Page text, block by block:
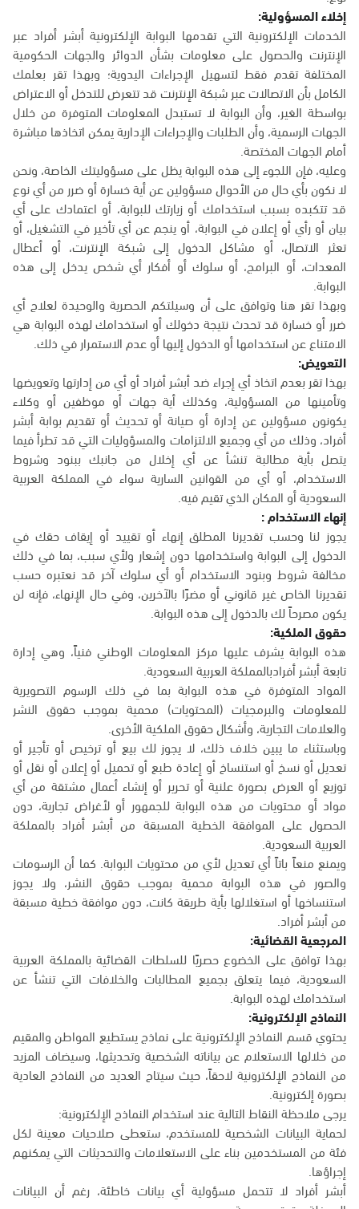
إخلاء المسؤولية:
الخدمات الإلكترونية التي تقدمها البوابة الإلكترونية أبشر أفراد عبر
الإنترنت والحصول على معلومات بشأن الدوائر والجهات الحكومية
المختلفة تقدم فقط لتسهيل الإجراءات اليدوية؛ وبهذا تقر بعلمك
الكامل بأن الاتصالات عبر شبكة الإنترنت قد تتعرض للتدخل أو الاعتراض
بواسطة الغير، وأن البوابة لا تستبدل المعلومات المتوفرة من خلال
الجهات الرسمية، وأن الطلبات والإجراءات الإدارية يمكن اتخاذها مباشرة
أمام الجهات المختصة.
وعليه، فإن اللجوء إلى هذه البوابة يظل على مسؤوليتك الخاصة، ونحن
لا نكون بأي حال من الأحوال مسؤولين عن أية خسارة أو ضرر من أي نوع
قد تتكبده بسبب استخدامك أو زيارتك للبوابة، أو اعتمادك على أي
بيان أو رأي أو إعلان في البوابة، أو ينجم عن أي تأخير في التشغيل، أو
تعثر الاتصال، أو مشاكل الدخول إلى شبكة الإنترنت، أو أعطال
المعدات، أو البرامج، أو سلوك أو أفكار أي شخص يدخل إلى هذه
البوابة.
وبهذا تقر هنا وتوافق على أن وسيلتكم الحصرية والوحيدة لعلاج أي
ضرر أو خسارة قد تحدث نتيجة دخولك أو استخدامك لهذه البوابة هي
الامتناع عن استخدامها أو الدخول إليها أو عدم الاستمرار في ذلك.
التعويض:
بهذا تقر بعدم اتخاذ أي إجراء ضد أبشر أفراد أو أي من إدارتها وتعويضها
وتأمينها من المسؤولية، وكذلك أية جهات أو موظفين أو وكلاء
يكونون مسؤولين عن إدارة أو صيانة أو تحديث أو تقديم بوابة أبشر
أفراد، وذلك من أي وجميع الالتزامات والمسؤوليات التي قد تطرأ فيما
يتصل بأية مطالبة تنشأ عن أي إخلال من جانبك ببنود وشروط
الاستخدام، أو أي من القوانين السارية سواء في المملكة العربية
السعودية أو المكان الذي تقيم فيه.
إنهاء الاستخدام :
يجوز لنا وحسب تقديرنا المطلق إنهاء أو تقييد أو إيقاف حقك في
الدخول إلى البوابة واستخدامها دون إشعار ولأي سبب، بما في ذلك
مخالفة شروط وبنود الاستخدام أو أي سلوك آخر قد نعتبره حسب
تقديرنا الخاص غير قانوني أو مضرًا بالآخرين، وفي حال الإنهاء، فإنه لن
يكون مصرحاً لك بالدخول إلى هذه البوابة.
حقوق الملكية:
هذه البوابة يشرف عليها مركز المعلومات الوطني فنياً، وهي إدارة
تابعة أبشر أفرادبالمملكة العربية السعودية.
المواد المتوفرة في هذه البوابة بما في ذلك الرسوم التصويرية
للمعلومات والبرمجيات (المحتويات) محمية بموجب حقوق النشر
والعلامات التجارية، وأشكال حقوق الملكية الأخرى.
وباستثناء ما يبين خلاف ذلك، لا يجوز لك بيع أو ترخيص أو تأجير أو
تعديل أو نسخ أو استنساخ أو إعادة طبع أو تحميل أو إعلان أو نقل أو
توزيع أو العرض بصورة علنية أو تحرير أو إنشاء أعمال مشتقة من أي
مواد أو محتويات من هذه البوابة للجمهور أو لأغراض تجارية، دون
الحصول على الموافقة الخطية المسبقة من أبشر أفراد بالمملكة
العربية السعودية.
ويمنع منعاً باتاً أي تعديل لأي من محتويات البوابة. كما أن الرسومات
والصور في هذه البوابة محمية بموجب حقوق النشر، ولا يجوز
استنساخها أو استغلالها بأية طريقة كانت، دون موافقة خطية مسبقة
من أبشر أفراد.
المرجعية القضائية:
بهذا توافق على الخضوع حصريًا للسلطات القضائية بالمملكة العربية
السعودية، فيما يتعلق بجميع المطالبات والخلافات التي تنشأ عن
استخدامك لهذه البوابة.
النماذج الإلكترونية:
يحتوي قسم النماذج الإلكترونية على نماذج يستطيع المواطن والمقيم
من خلالها الاستعلام عن بياناته الشخصية وتحديثها، وسيضاف المزيد
من النماذج الإلكترونية لاحقاً، حيث سيتاح العديد من النماذج العادية
بصورة إلكترونية.
يرجى ملاحظة النقاط التالية عند استخدام النماذج الإلكترونية:
لحماية البيانات الشخصية للمستخدم، ستعطى صلاحيات معينة لكل
فئة من المستخدمين بناء على الاستعلامات والتحديثات التي يمكنهم
إجراؤها.
أبشر أفراد لا تتحمل مسؤولية أي بيانات خاطئة، رغم أن البيانات